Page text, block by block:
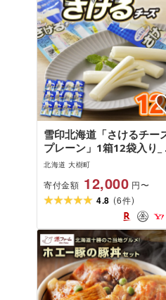
雪印北海道「さけるチー
プレーン」1箱12袋入り_
ーズ さけるチーズ プレー
おつまみ セット まとめ買
人気 [配送不可地域:離島]
北海道 大樹町
寄付金額 12,000 円〜
4.8 (6件)